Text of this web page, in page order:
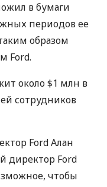
в бумаги
периодов ее
образом
Ford.
около $1 млн в
сотрудников
Ford Алан
директор Ford
чтобы